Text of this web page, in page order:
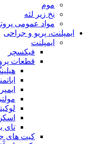
موم
نخ زیر لثه
مواد عمومی
ایمپلنت، پریو و جراحی
ایمپلنت
فیکسچر
قطعات
تای
کیت های